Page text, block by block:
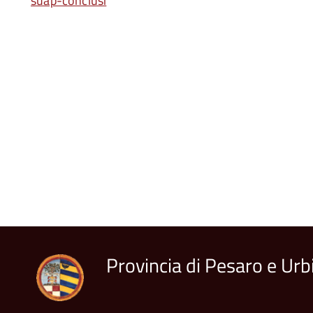
Provincia di Pesaro e